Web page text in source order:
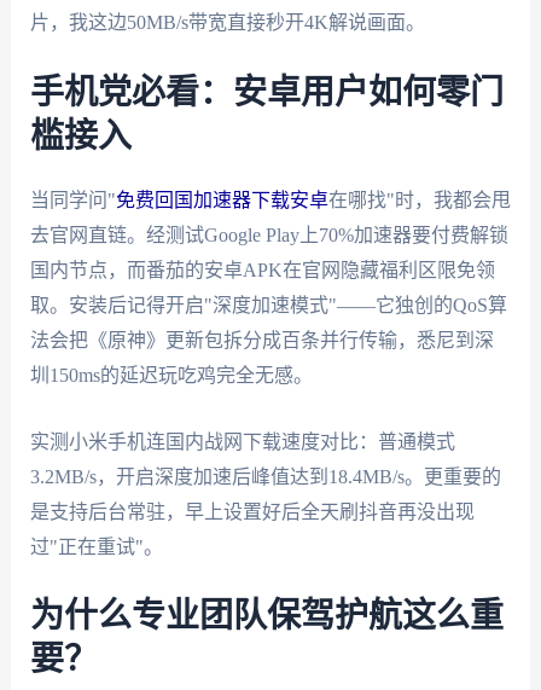
片，我这边50MB/s带宽直接秒开4K解说画面。
手机党必看：安卓用户如何零门
槛接入
当同学问"免费回国加速器下载安卓在哪找"时，我都会甩
去官网直链。经测试Google Play上70%加速器要付费解锁
国内节点，而番茄的安卓APK在官网隐藏福利区限免领
取。安装后记得开启"深度加速模式"——它独创的QoS算
法会把《原神》更新包拆分成百条并行传输，悉尼到深
圳150ms的延迟玩吃鸡完全无感。
实测小米手机连国内战网下载速度对比：普通模式
3.2MB/s，开启深度加速后峰值达到18.4MB/s。更重要的
是支持后台常驻，早上设置好后全天刷抖音再没出现
过"正在重试"。
为什么专业团队保驾护航这么重
要？